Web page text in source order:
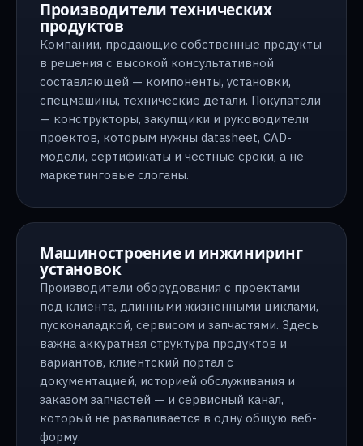
Производители технических
продуктов
Компании, продающие собственные продукты
в решения с высокой консультативной
составляющей — компоненты, установки,
спецмашины, технические детали. Покупатели
— конструкторы, закупщики и руководители
проектов, которым нужны datasheet, CAD-
модели, сертификаты и честные сроки, а не
маркетинговые слоганы.
Машиностроение и инжиниринг
установок
Производители оборудования с проектами
под клиента, длинными жизненными циклами,
пусконаладкой, сервисом и запчастями. Здесь
важна аккуратная структура продуктов и
вариантов, клиентский портал с
документацией, историей обслуживания и
заказом запчастей — и сервисный канал,
который не разваливается в одну общую веб-
форму.